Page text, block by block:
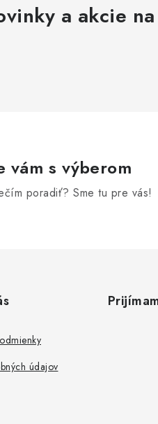
a akcie
vám s výberom
poradiť? Sme tu pre vás!
údajov